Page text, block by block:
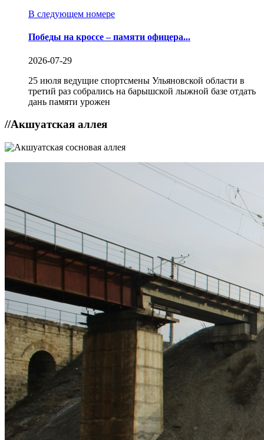
В следующем номере
Победы на кроссе – памяти офицера...
2026-07-29
25 июля ведущие спортсмены Ульяновской области в
третий раз собрались на барышской лыжной базе отдать
дань памяти урожен
//Акшуатская аллея